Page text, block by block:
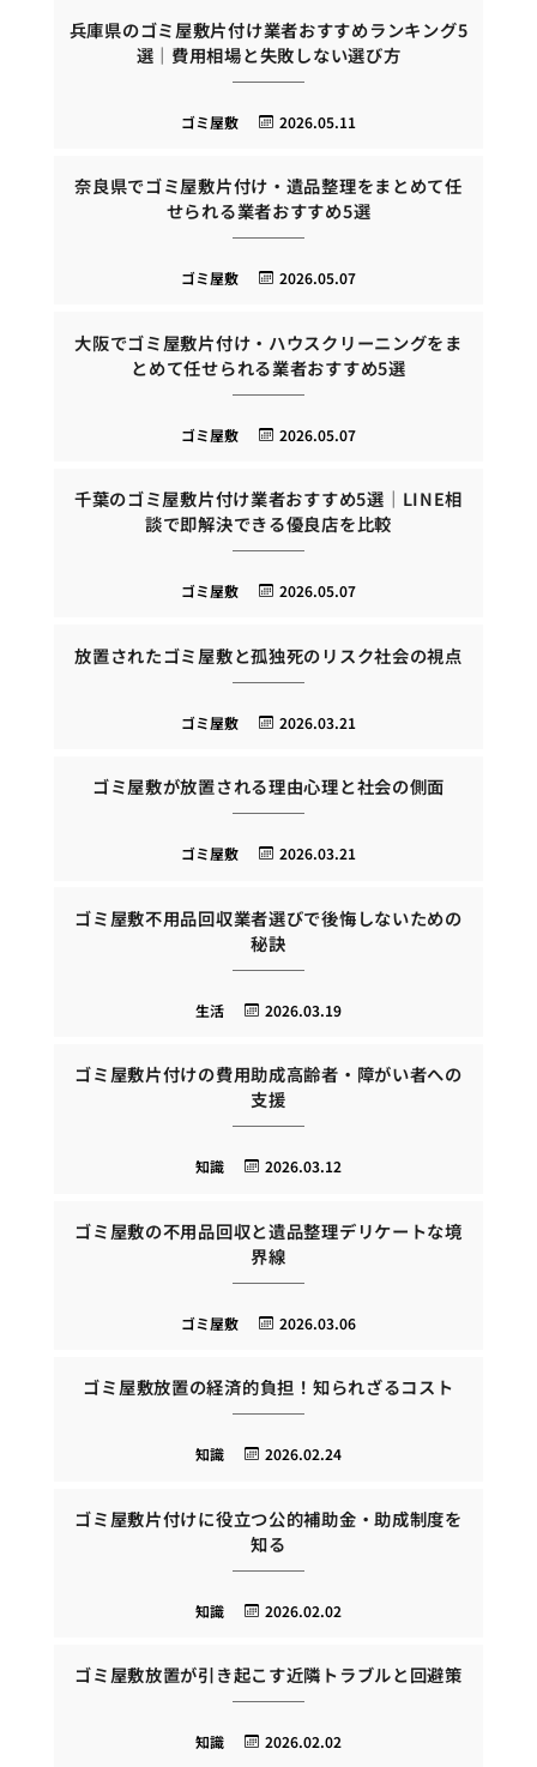
兵庫県のゴミ屋敷片付け業者おすすめランキング5
選｜費用相場と失敗しない選び方
2026.05.11
ゴミ屋敷
奈良県でゴミ屋敷片付け・遺品整理をまとめて任
せられる業者おすすめ5選
2026.05.07
ゴミ屋敷
大阪でゴミ屋敷片付け・ハウスクリーニングをま
とめて任せられる業者おすすめ5選
2026.05.07
ゴミ屋敷
千葉のゴミ屋敷片付け業者おすすめ5選｜LINE相
談で即解決できる優良店を比較
2026.05.07
ゴミ屋敷
放置されたゴミ屋敷と孤独死のリスク社会の視点
2026.03.21
ゴミ屋敷
ゴミ屋敷が放置される理由心理と社会の側面
2026.03.21
ゴミ屋敷
ゴミ屋敷不用品回収業者選びで後悔しないための
秘訣
2026.03.19
生活
ゴミ屋敷片付けの費用助成高齢者・障がい者への
支援
2026.03.12
知識
ゴミ屋敷の不用品回収と遺品整理デリケートな境
界線
2026.03.06
ゴミ屋敷
ゴミ屋敷放置の経済的負担！知られざるコスト
2026.02.24
知識
ゴミ屋敷片付けに役立つ公的補助金・助成制度を
知る
2026.02.02
知識
ゴミ屋敷放置が引き起こす近隣トラブルと回避策
2026.02.02
知識